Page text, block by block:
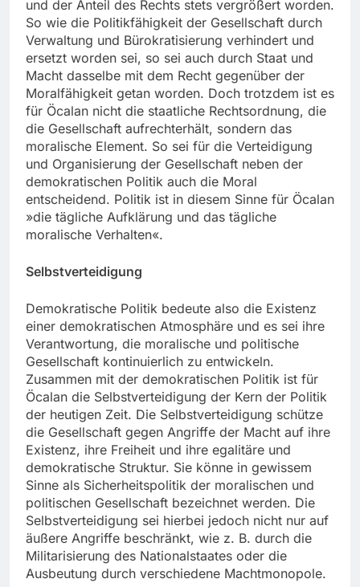
und der Anteil des Rechts stets vergrößert worden.
So wie die Politikfähigkeit der Gesellschaft durch
Verwaltung und Bürokratisierung verhindert und
ersetzt worden sei, so sei auch durch Staat und
Macht dasselbe mit dem Recht gegenüber der
Moralfähigkeit getan worden. Doch trotzdem ist es
für Öcalan nicht die staatliche Rechtsordnung, die
die Gesellschaft aufrechterhält, sondern das
moralische Element. So sei für die Verteidigung
und Organisierung der Gesellschaft neben der
demokratischen Politik auch die Moral
entscheidend. Politik ist in diesem Sinne für Öcalan
»die tägliche Aufklärung und das tägliche
moralische Verhalten«.
Selbstverteidigung
Demokratische Politik bedeute also die Existenz
einer demokratischen Atmosphäre und es sei ihre
Verantwortung, die moralische und politische
Gesellschaft kontinuierlich zu entwickeln.
Zusammen mit der demokratischen Politik ist für
Öcalan die Selbstverteidigung der Kern der Politik
der heutigen Zeit. Die Selbstverteidigung schütze
die Gesellschaft gegen Angriffe der Macht auf ihre
Existenz, ihre Freiheit und ihre egalitäre und
demokratische Struktur. Sie könne in gewissem
Sinne als Sicherheitspolitik der moralischen und
politischen Gesellschaft bezeichnet werden. Die
Selbstverteidigung sei hierbei jedoch nicht nur auf
äußere Angriffe beschränkt, wie z. B. durch die
Militarisierung des Nationalstaates oder die
Ausbeutung durch verschiedene Machtmonopole.